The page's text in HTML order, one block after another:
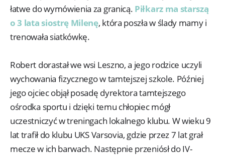
łatwe do wymówienia za granicą. Piłkarz ma starszą
o 3 lata siostrę Milenę, która poszła w ślady mamy i
trenowała siatkówkę.
Robert dorastał we wsi Leszno, a jego rodzice uczyli
wychowania fizycznego w tamtejszej szkole. Później
jego ojciec objął posadę dyrektora tamtejszego
ośrodka sportu i dzięki temu chłopiec mógł
uczestniczyć w treningach lokalnego klubu. W wieku 9
lat trafił do klubu UKS Varsovia, gdzie przez 7 lat grał
mecze w ich barwach. Następnie przeniósł do IV-